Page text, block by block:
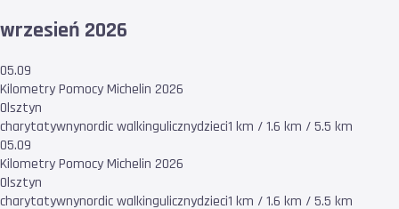
wrzesień 2026
05.09
Kilometry Pomocy Michelin 2026
Olsztyn
charytatywnynordic walkingulicznydzieci1 km / 1.6 km / 5.5 km
05.09
Kilometry Pomocy Michelin 2026
Olsztyn
charytatywnynordic walkingulicznydzieci1 km / 1.6 km / 5.5 km